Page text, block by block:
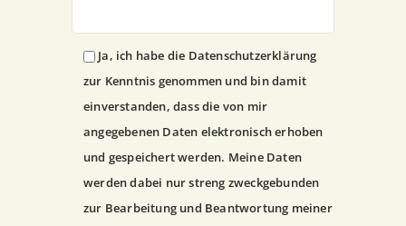
Ja, ich habe die Datenschutzerklärung
zur Kenntnis genommen und bin damit
einverstanden, dass die von mir
angegebenen Daten elektronisch erhoben
und gespeichert werden. Meine Daten
werden dabei nur streng zweckgebunden
zur Bearbeitung und Beantwortung meiner